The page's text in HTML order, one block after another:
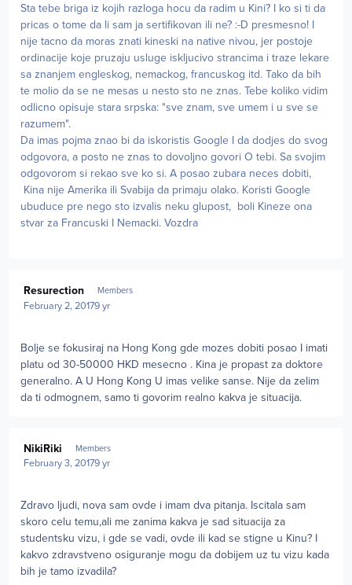
Sta tebe briga iz kojih razloga hocu da radim u Kini? I ko si ti da
pricas o tome da li sam ja sertifikovan ili ne? :-D presmesno! I
nije tacno da moras znati kineski na native nivou, jer postoje
ordinacije koje pruzaju usluge iskljucivo strancima i traze lekare
sa znanjem engleskog, nemackog, francuskog itd. Tako da bih
te molio da se ne mesas u nesto sto ne znas. Tebe koliko vidim
odlicno opisuje stara srpska: "sve znam, sve umem i u sve se
razumem".
Da imas pojma znao bi da iskoristis Google I da dodjes do svog
odgovora, a posto ne znas to dovoljno govori O tebi. Sa svojim
odgovorom si rekao sve ko si. A posao zubara neces dobiti,
Kina nije Amerika ili Svabija da primaju olako. Koristi Google
ubuduce pre nego sto izvalis neku glupost, boli Kineze ona
stvar za Francuski I Nemacki. Vozdra
Resurection Members
February 2, 20179 yr
Bolje se fokusiraj na Hong Kong gde mozes dobiti posao I imati
platu od 30-50000 HKD mesecno . Kina je propast za doktore
generalno. A U Hong Kong U imas velike sanse. Nije da zelim
da ti odmognem, samo ti govorim realno kakva je situacija.
NikiRiki Members
February 3, 20179 yr
Zdravo ljudi, nova sam ovde i imam dva pitanja. Iscitala sam
skoro celu temu,ali me zanima kakva je sad situacija za
studentsku vizu, i gde se vadi, ovde ili kad se stigne u Kinu? I
kakvo zdravstveno osiguranje mogu da dobijem uz tu vizu kada
bih je tamo izvadila?